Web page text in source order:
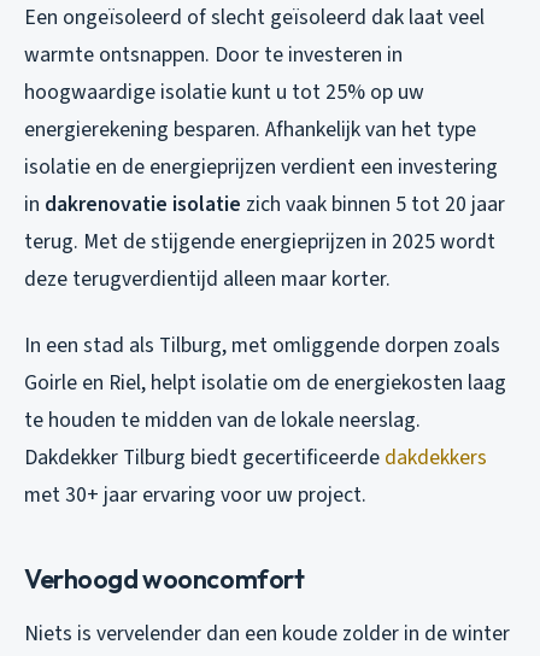
Een ongeïsoleerd of slecht geïsoleerd dak laat veel
warmte ontsnappen. Door te investeren in
hoogwaardige isolatie kunt u tot 25% op uw
energierekening besparen. Afhankelijk van het type
isolatie en de energieprijzen verdient een investering
in dakrenovatie isolatie zich vaak binnen 5 tot 20 jaar
terug. Met de stijgende energieprijzen in 2025 wordt
deze terugverdientijd alleen maar korter.
In een stad als Tilburg, met omliggende dorpen zoals
Goirle en Riel, helpt isolatie om de energiekosten laag
te houden te midden van de lokale neerslag.
Dakdekker Tilburg biedt gecertificeerde dakdekkers
met 30+ jaar ervaring voor uw project.
Verhoogd wooncomfort
Niets is vervelender dan een koude zolder in de winter